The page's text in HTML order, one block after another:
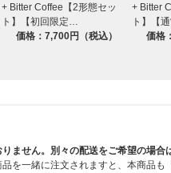
+ Bitter Coffee【2形態セッ
ト】【初回限定…
価格：7,700円（税込）
+ Bitter
ト】【
価格
ません。別々の配送をご希望の場合
を一緒に注文されますと、本商品も